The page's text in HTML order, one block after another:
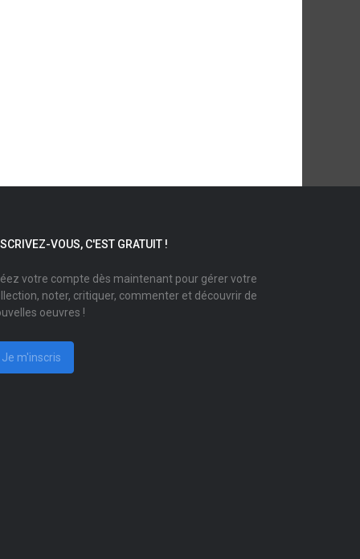
VOUS, C'EST GRATUIT !
votre compte dès maintenant pour gérer votre
noter, critiquer, commenter et découvrir de
oeuvres !
Je m'inscris